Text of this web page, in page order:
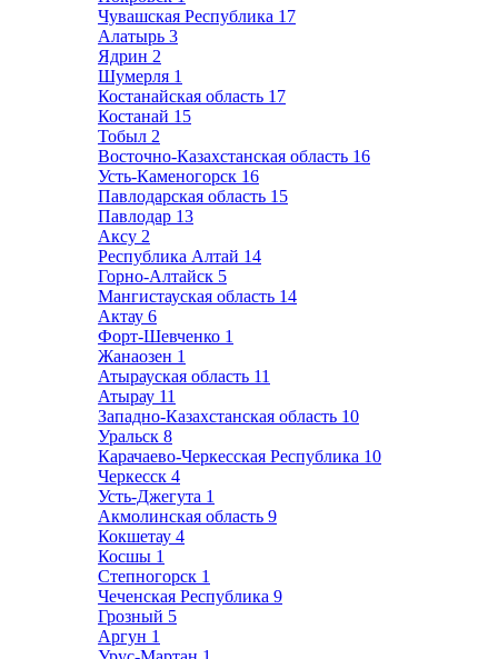
Чувашская Республика 17
Алатырь 3
Ядрин 2
Шумерля 1
Костанайская область 17
Костанай 15
Тобыл 2
Восточно-Казахстанская область 16
Усть-Каменогорск 16
Павлодарская область 15
Павлодар 13
Аксу 2
Республика Алтай 14
Горно-Алтайск 5
Мангистауская область 14
Актау 6
Форт-Шевченко 1
Жанаозен 1
Атырауская область 11
Атырау 11
Западно-Казахстанская область 10
Уральск 8
Карачаево-Черкесская Республика 10
Черкесск 4
Усть-Джегута 1
Акмолинская область 9
Кокшетау 4
Косшы 1
Степногорск 1
Чеченская Республика 9
Грозный 5
Аргун 1